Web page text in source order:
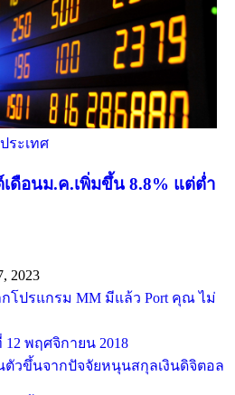
ระเทศ
ดือนม.ค.เพิ่มขึ้น 8.8% แต่ต่ำ
2023
โปรแกรม MM มีแล้ว Port คุณ ไม่
พฤศจิกายน 2018
ตัวขึ้นจากปัจจัยหนุนสกุลเงินดิจิตอล